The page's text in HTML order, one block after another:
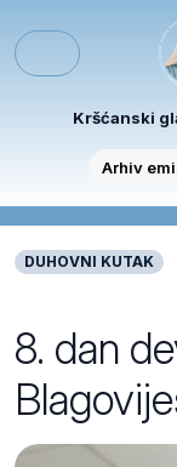
Menu
Kršćanski
Arhiv
DUHOVNI KUTAK
8. dan